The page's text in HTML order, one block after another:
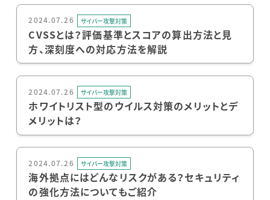
2024.07.26 サイバー攻撃対策
CVSSとは？評価基準とスコアの算出方法と見
方、深刻度への対応方法を解説
2024.07.26 サイバー攻撃対策
ホワイトリスト型のウイルス対策のメリットとデ
メリットは？
2024.07.26 サイバー攻撃対策
海外拠点にはどんなリスクがある？セキュリティ
の強化方法についてもご紹介